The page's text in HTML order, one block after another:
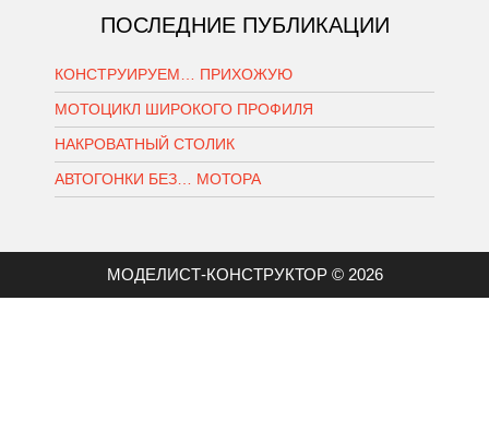
ПОСЛЕДНИЕ ПУБЛИКАЦИИ
КОНСТРУИРУЕМ… ПРИХОЖУЮ
МОТОЦИКЛ ШИРОКОГО ПРОФИЛЯ
НАКРОВАТНЫЙ СТОЛИК
АВТОГОНКИ БЕЗ… МОТОРА
МОДЕЛИСТ-КОНСТРУКТОР © 2026